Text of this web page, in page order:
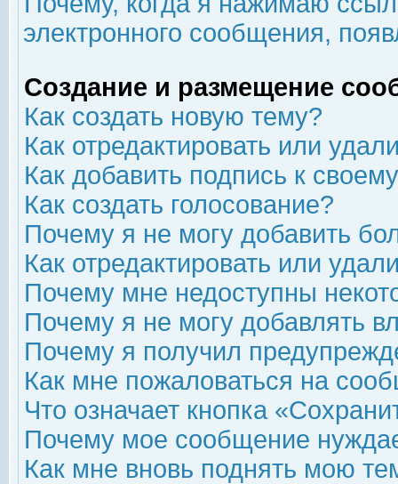
электронного сообщения,
Создание и размещение
Как создать новую тему?
Как отредактировать или
Как добавить подпись к
Как создать голосование?
Почему я не могу добавить
Как отредактировать или
Почему мне недоступны
Почему я не могу добавлять
Почему я получил
Как мне пожаловаться на
Что означает кнопка
Почему мое сообщение
Как мне вновь поднять мою